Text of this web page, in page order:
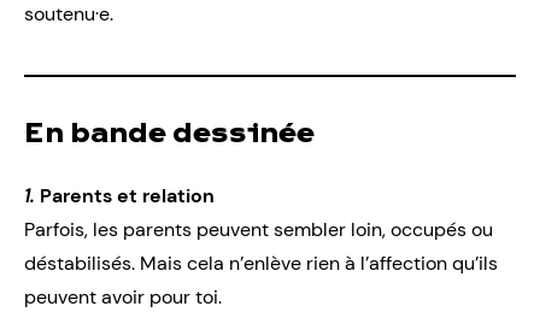
soutenu·e.
En bande dessinée
1. Parents et relation
Parfois, les parents peuvent sembler loin, occupés ou
déstabilisés. Mais cela n’enlève rien à l’affection qu’ils
peuvent avoir pour toi.